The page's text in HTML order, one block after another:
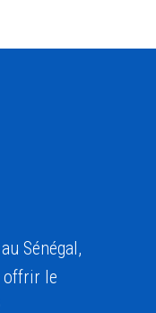
Sénégal,
offrir le